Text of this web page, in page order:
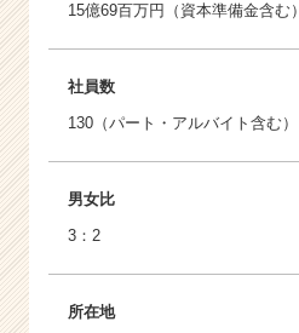
15億69百万円（資本準備金含む）
社員数
130（パート・アルバイト含む）
男女比
3：2
所在地